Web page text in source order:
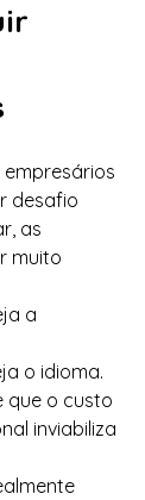
desafio
as
muito
a
o idioma.
que o custo
inviabiliza